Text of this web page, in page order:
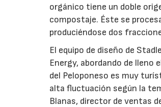
orgánico tiene un doble
compostaje. Éste se
produciéndose dos
El equipo de diseño de
Energy, abordando de lleno
del Peloponeso es muy
alta fluctuación según la
Blanas, director de ventas